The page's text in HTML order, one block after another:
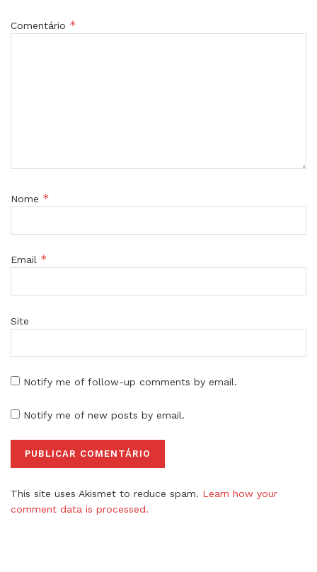
Comentário *
Nome *
Email *
Site
Notify me of follow-up comments by email.
Notify me of new posts by email.
This site uses Akismet to reduce spam. Learn how your
comment data is processed.